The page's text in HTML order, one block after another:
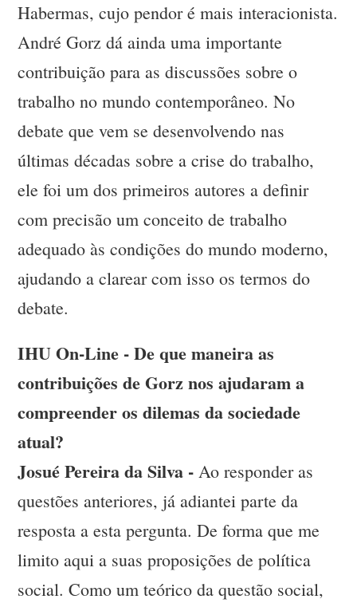
Habermas, cujo pendor é mais interacionista.
André Gorz dá ainda uma importante
contribuição para as discussões sobre o
trabalho no mundo contemporâneo. No
debate que vem se desenvolvendo nas
últimas décadas sobre a crise do trabalho,
ele foi um dos primeiros autores a definir
com precisão um conceito de trabalho
adequado às condições do mundo moderno,
ajudando a clarear com isso os termos do
debate.
IHU On-Line - De que maneira as
contribuições de Gorz nos ajudaram a
compreender os dilemas da sociedade
atual?
Josué Pereira da Silva - Ao responder as
questões anteriores, já adiantei parte da
resposta a esta pergunta. De forma que me
limito aqui a suas proposições de política
social. Como um teórico da questão social,